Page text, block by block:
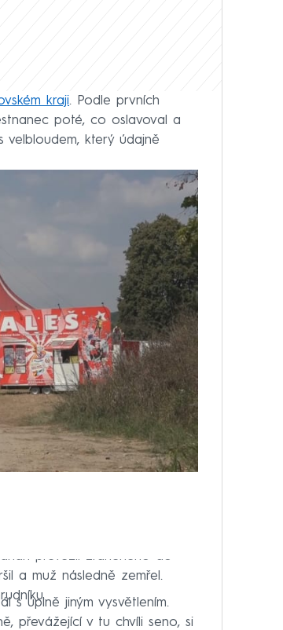
kraji. Podle prvních
poté, co oslavoval a
který údajně
převezli zraněného do
a muž následně zemřel.
s úplně jiným vysvětlením.
převážející v tu chvíli seno, si